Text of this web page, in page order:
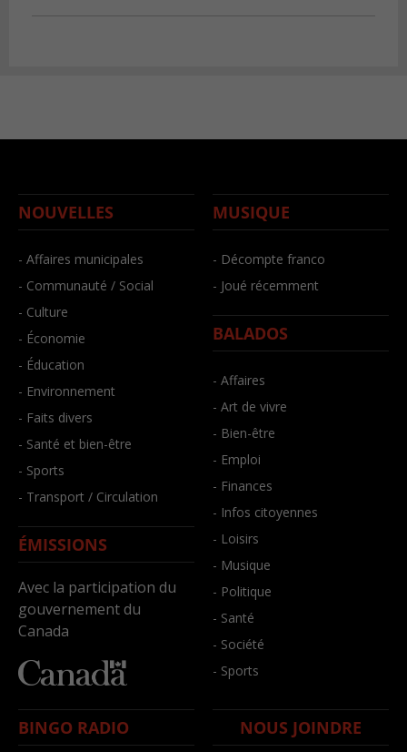
NOUVELLES
- Affaires municipales
- Communauté / Social
- Culture
- Économie
- Éducation
- Environnement
- Faits divers
- Santé et bien-être
- Sports
- Transport / Circulation
ÉMISSIONS
Avec la participation du
gouvernement du
Canada
MUSIQUE
- Décompte franco
- Joué récemment
BALADOS
- Affaires
- Art de vivre
- Bien-être
- Emploi
- Finances
- Infos citoyennes
- Loisirs
- Musique
- Politique
- Santé
- Société
- Sports
BINGO RADIO NOUS JOINDRE